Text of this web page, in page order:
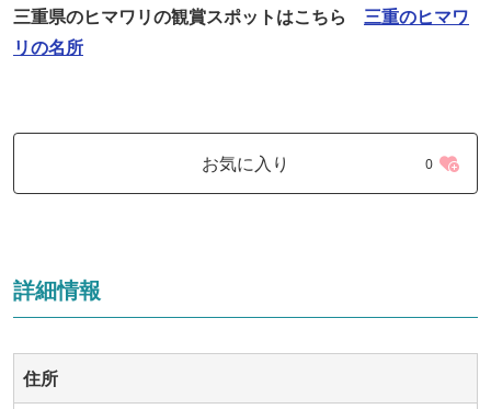
三重県のヒマワリの観賞スポットはこちら 三重のヒマワ
リの名所
お気に入り 0
詳細情報
住所